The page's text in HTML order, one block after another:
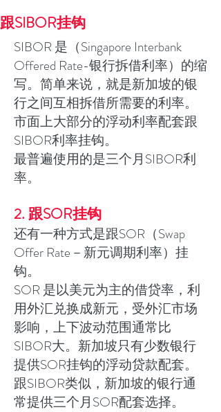
​跟SIBOR挂钩
SIBOR 是（Singapore Interbank
Offered Rate-银行拆借利率）的缩
写。简单来说，就是新加坡的银
行之间互相拆借所需要的利率。
市面上大部分的浮动利率配套跟
SIBOR利率挂钩。
最普遍使用的是三个月SIBOR利
率。
2. 跟SOR挂钩
还有一种方式是跟SOR（Swap
Offer Rate－新元调期利率）挂
钩。
SOR 是以美元为主的借贷率，利
用外汇兑换成新元，受外汇市场
影响，上下波动范围通常比
SIBOR大。新加坡只有少数银行
提供SOR挂钩的浮动贷款配套。
跟SIBOR类似，新加坡的银行通
常提供三个月SOR配套选择。